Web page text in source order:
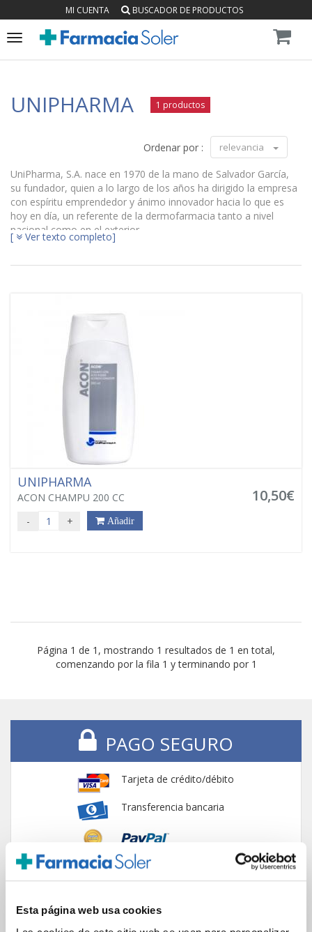
Esta página web usa cookies
MI CUENTA BUSCADOR DE PRODUCTOS
Toggle
UNIPHARMA 1 productos
Ordenar por : relevancia
UniPharma, S.A. nace en 1970 de la mano de Salvador García,
su fundador, quien a lo largo de los años ha dirigido la empresa
con espíritu emprendedor y ánimo innovador hacia lo que es
hoy en día, un referente de la dermofarmacia tanto a nivel
nacional como en el exterior.
en el desarrollo de productos destinados al tratamiento y
[ Ver texto completo]
UNIPHARMA
ACON CHAMPU 200 CC 10,50€
- + Añadir
Página 1 de 1, mostrando 1 resultados de 1 en total,
comenzando por la fila 1 y terminando por 1
PAGO SEGURO
Tarjeta de crédito/débito
Transferencia bancaria
cifradas